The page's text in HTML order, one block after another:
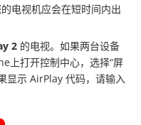
电视机应会在短时间内出
2 的电视。如果两台设备
上打开控制中心，选择“屏
显示 AirPlay 代码，请输入